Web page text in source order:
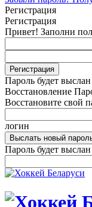
Регистрация
Регистрация
Привет! Заполни
Пароль будет
Восстановление
Восстановите свой
логин
Пароль будет